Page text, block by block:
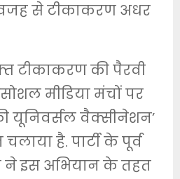
से टीकाकरण अधर
टीकाकरण की पैरवी
मीडिया मंचों पर
यूनिवर्सल वैक्सीनेशन’
है. पार्टी के पूर्व
ने इस अभियान के तहत